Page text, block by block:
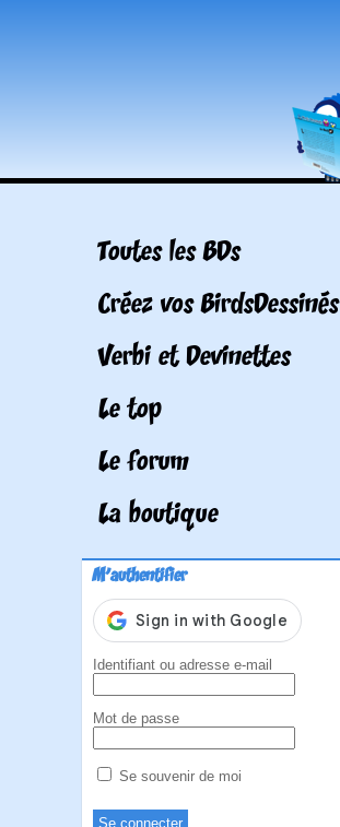
Toutes les BDs
Créez vos BirdsDessinés
Verbi et Devinettes
Le top
Le forum
La boutique
M'authentifier
Identifiant ou adresse e-mail
Mot de passe
Se souvenir de moi